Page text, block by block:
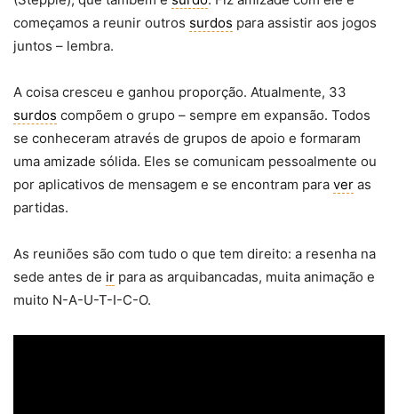
começamos a reunir outros surdos para assistir aos jogos
juntos – lembra.
A coisa cresceu e ganhou proporção. Atualmente, 33
surdos compõem o grupo – sempre em expansão. Todos
se conheceram através de grupos de apoio e formaram
uma amizade sólida. Eles se comunicam pessoalmente ou
por aplicativos de mensagem e se encontram para ver as
partidas.
As reuniões são com tudo o que tem direito: a resenha na
sede antes de ir para as arquibancadas, muita animação e
muito N-A-U-T-I-C-O.